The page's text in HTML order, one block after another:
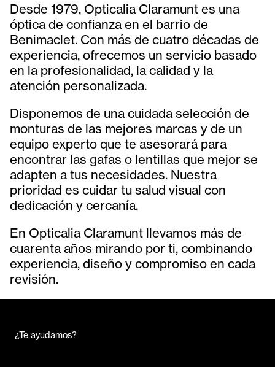
Desde 1979, Opticalia Claramunt es una
óptica de confianza en el barrio de
Benimaclet. Con más de cuatro décadas de
experiencia, ofrecemos un servicio basado
en la profesionalidad, la calidad y la
atención personalizada.
Disponemos de una cuidada selección de
monturas de las mejores marcas y de un
equipo experto que te asesorará para
encontrar las gafas o lentillas que mejor se
adapten a tus necesidades. Nuestra
prioridad es cuidar tu salud visual con
dedicación y cercanía.
En Opticalia Claramunt llevamos más de
cuarenta años mirando por ti, combinando
experiencia, diseño y compromiso en cada
revisión.
¿Te ayudamos?